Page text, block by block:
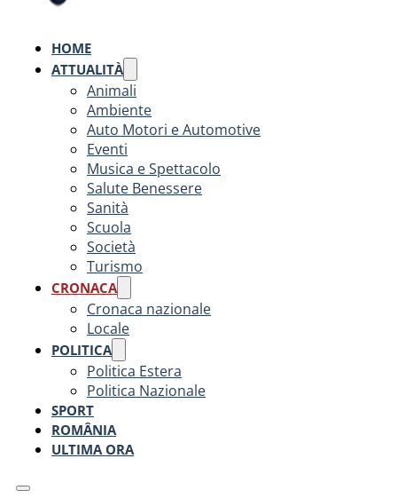
HOME
ATTUALITÀ
Animali
Ambiente
Auto Motori e Automotive
Eventi
Musica e Spettacolo
Salute Benessere
Sanità
Scuola
Società
Turismo
CRONACA
Cronaca nazionale
Locale
POLITICA
Politica Estera
Politica Nazionale
SPORT
ROMÂNIA
ULTIMA ORA